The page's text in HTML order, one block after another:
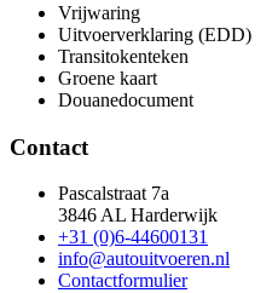
Vrijwaring
Uitvoerverklaring (EDD)
Transitokenteken
Groene kaart
Douanedocument
Contact
Pascalstraat 7a
3846 AL Harderwijk
+31 (0)6-44600131
info@autouitvoeren.nl
Contactformulier